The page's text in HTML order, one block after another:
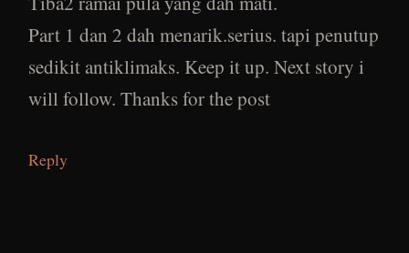
Part 1 dan 2 dah menarik.serius. tapi penutup
sedikit antiklimaks. Keep it up. Next story i
will follow. Thanks for the post
Reply